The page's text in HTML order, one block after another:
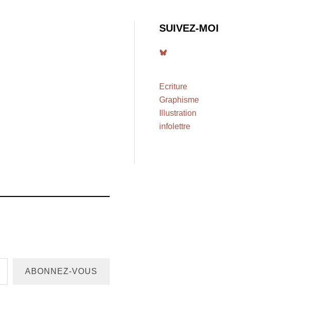
ABONNEZ-VOUS
SUIVEZ-MOI
Bluesky
Ecriture
Graphisme
Illustration
infolettre